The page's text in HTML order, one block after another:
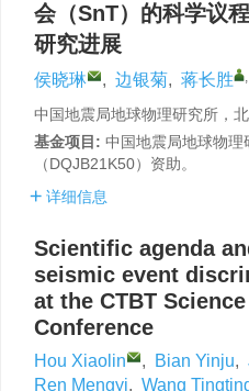
会（SnT）的科学议
研究进展
侯晓琳 , 边银菊, 蒋长胜 ,
中国地震局地球物理研究所，
基金项目: 中国地震局地球物理
（DQJB21K50）资助。
详细信息
Scientific agenda
seismic event
at the CTBT
Conference
Hou Xiaolin , Bian Yinju,
Ren Mengyi, Wang